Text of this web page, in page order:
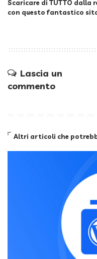
Scaricare di TUTTO dalla
con questo fantastico
Lascia un
commento
Altri articoli che